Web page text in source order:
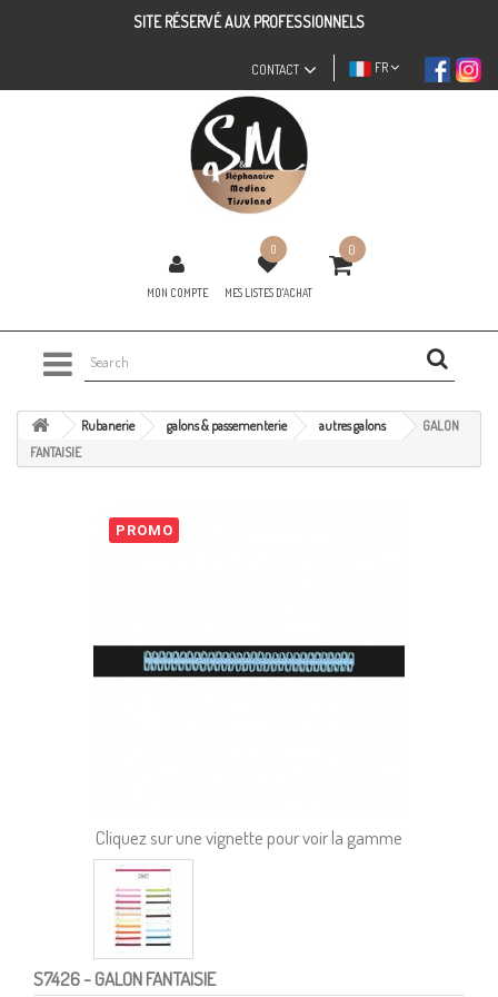
SITE RÉSERVÉ AUX PROFESSIONNELS
FR
CONTACT
MON COMPTE
0
MES LISTES D'ACHAT
0
Rubanerie galons & passementerie autres galons
GALON
FANTAISIE
PROMO
Cliquez sur une vignette pour voir la gamme
S7426- GALON FANTAISIE